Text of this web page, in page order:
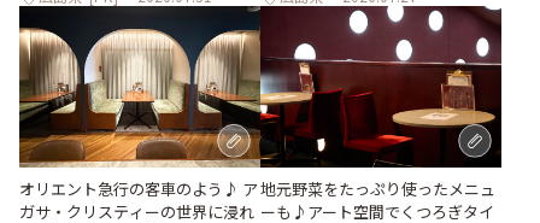
オリエント急行の客車のよう♪ ア
ガサ・クリスティーの世界に浸れ
地元野菜をたっぷり使ったメニュ
ーも♪アート空間でくつろぎタイ